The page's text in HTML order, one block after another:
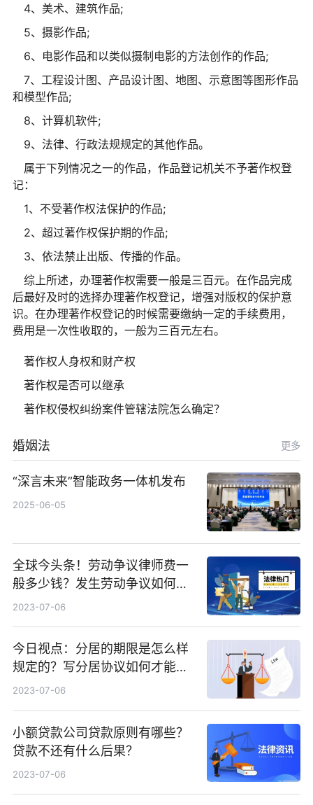
4、美术、建筑作品;
5、摄影作品;
6、电影作品和以类似摄制电影的方法创作的作品;
7、工程设计图、产品设计图、地图、示意图等图形作品
和模型作品;
8、计算机软件;
9、法律、行政法规规定的其他作品。
属于下列情况之一的作品，作品登记机关不予著作权登
记：
1、不受著作权法保护的作品;
2、超过著作权保护期的作品;
3、依法禁止出版、传播的作品。
综上所述，办理著作权需要一般是三百元。在作品完成
后最好及时的选择办理著作权登记，增强对版权的保护意
识。在办理著作权登记的时候需要缴纳一定的手续费用，
费用是一次性收取的，一般为三百元左右。
著作权人身权和财产权
著作权是否可以继承
著作权侵权纠纷案件管辖法院怎么确定？
婚姻法 更多
“深言未来”智能政务一体机发布
2025-06-05
全球今头条！劳动争议律师费一
般多少钱？发生劳动争议如何算
工资？
2023-07-06
今日视点：分居的期限是怎么样
规定的？写分居协议如何才能有
效？
2023-07-06
小额贷款公司贷款原则有哪些？
贷款不还有什么后果？
2023-07-06